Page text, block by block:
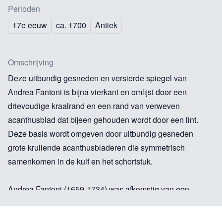
Perioden
17e eeuw
ca. 1700 Antiek
Omschrijving
Deze uitbundig gesneden en versierde spiegel van
Andrea Fantoni is bijna vierkant en omlijst door een
drievoudige kraalrand en een rand van verweven
acanthusblad dat bijeen gehouden wordt door een lint.
Deze basis wordt omgeven door uitbundig gesneden
grote krullende acanthusbladeren die symmetrisch
samenkomen in de kuif en het schortstuk.
Andrea Fantoni (1659-1734) was afkomstig van een